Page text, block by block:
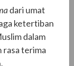
dari umat
ketertiban
dalam
rasa terima